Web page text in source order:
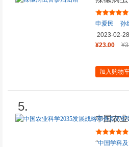
申爱民
孙
2023-02-28
¥23.00
加入购物
5.
中国农
“中国学科